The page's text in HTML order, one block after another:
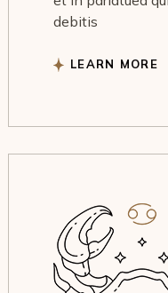
debitis
LEARN MORE